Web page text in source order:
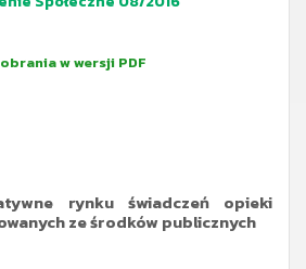
w wersji PDF
rynku świadczeń opieki
ze środków publicznych